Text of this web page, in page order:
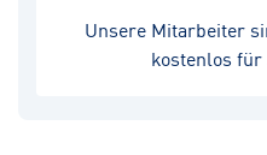
Unsere Mitarbeiter
kostenlos